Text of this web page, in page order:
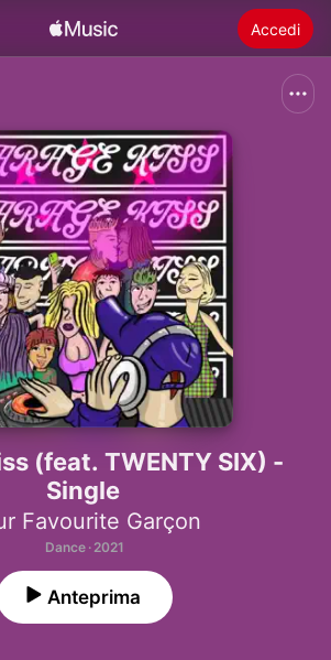
Accedi
Installare Apple Music
(feat. TWENTY SIX) -
Single
Favourite Garçon
Dance · 2021
Anteprima